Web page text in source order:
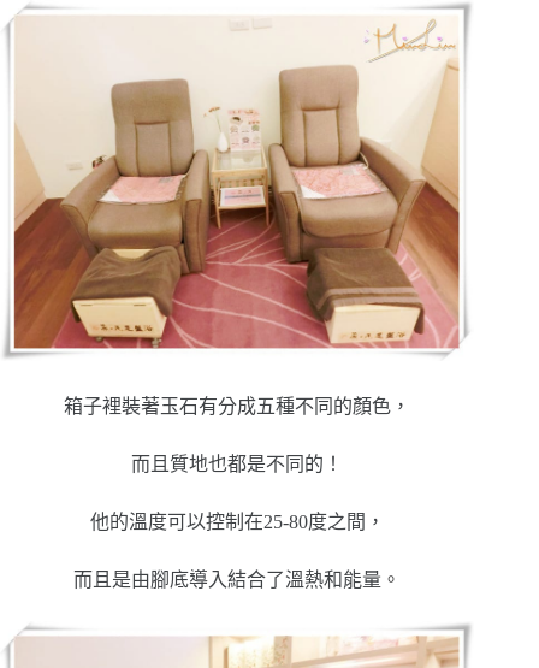
箱子裡裝著玉石有分成五種不同的顏色，
而且質地也都是不同的！
他的溫度可以控制在25-80度之間，
而且是由腳底導入結合了溫熱和能量 。